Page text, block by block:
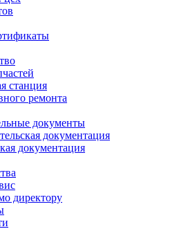
станция
ремонта
документы
документация
документация
директору